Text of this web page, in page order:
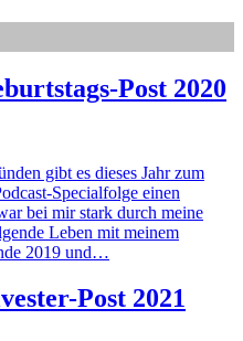
Post 2020
gibt es dieses Jahr zum
Specialfolge einen
bei mir stark durch meine
Leben mit meinem
2019 und…
Post 2021